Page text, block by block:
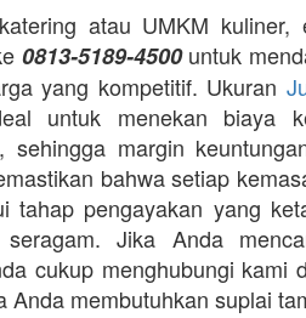
atau UMKM kuliner,
0813-5189-4500untuk
yang kompetitif. Ukuran
untuk menekan biaya
margin
bahwa setiap
tahap pengayakan yang
Jika Anda
cukup menghubungi kami
Anda membutuhkan suplai